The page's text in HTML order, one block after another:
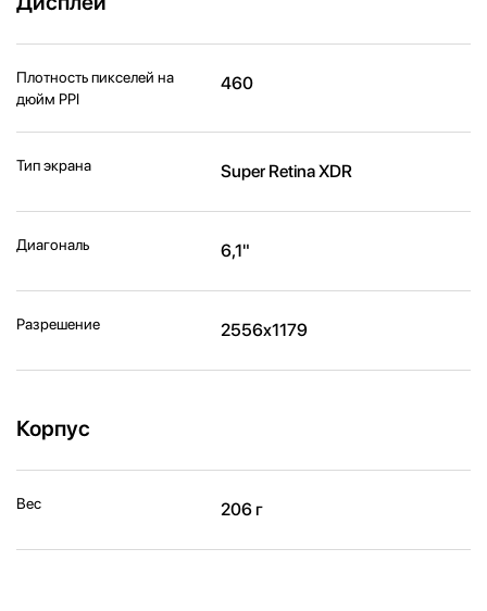
Плотность пикселей на
дюйм PPI
460
Тип экрана Super Retina XDR
Диагональ 6,1"
Разрешение 2556x1179
Корпус
Вес 206 г